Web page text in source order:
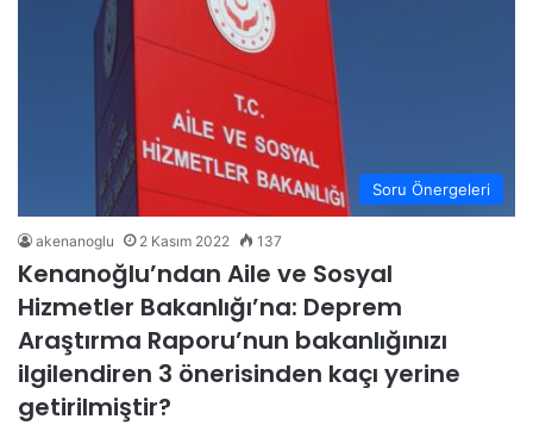
Soru Önergeleri
akenanoglu 2 Kasım 2022 137
Kenanoğlu’ndan Aile ve Sosyal
Hizmetler Bakanlığı’na: Deprem
Araştırma Raporu’nun bakanlığınızı
ilgilendiren 3 önerisinden kaçı yerine
getirilmiştir?